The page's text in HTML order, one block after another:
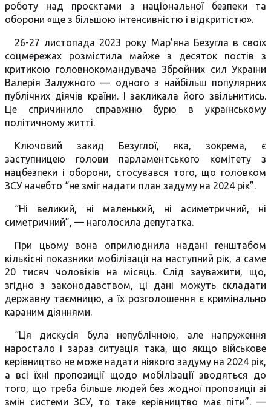
роботу над проєктами з національної безпеки та
оборони «ще з більшою інтенсивністю і відкритістю».
26-27 листопада 2023 року Мар’яна Безугла в своїх
соцмережах розмістила майже з десяток постів з
критикою головнокомандувача Збройних сил України
Валерія Залужного — одного з найбільш популярних
публічних діячів країни. І закликала його звільнитись.
Це спричинило справжню бурю в українському
політичному житті.
Ключовий закид Безуглої, яка, зокрема, є
заступницею голови парламентського комітету з
нацбезпеки і оборони, стосувався того, що головком
ЗСУ начебто “не зміг надати план задуму на 2024 рік”.
“Ні великий, ні маленький, ні асиметричний, ні
симетричний”, — наголосила депутатка.
При цьому вона оприлюднила надані генштабом
кількісні показники мобілізації на наступний рік, а саме
20 тисяч чоловіків на місяць. Слід зауважити, що,
згідно з законодавством, ці дані можуть складати
державну таємницю, а їх розголошення є кримінально
караним діяннями.
“Ця дискусія була непублічною, але напруження
наростало і зараз ситуація така, що якщо військове
керівництво не може надати ніякого задуму на 2024 рік,
а всі їхні пропозиції щодо мобілізації зводяться до
того, що треба більше людей без жодної пропозиції зі
змін системи ЗСУ, то таке керівництво має піти”. —